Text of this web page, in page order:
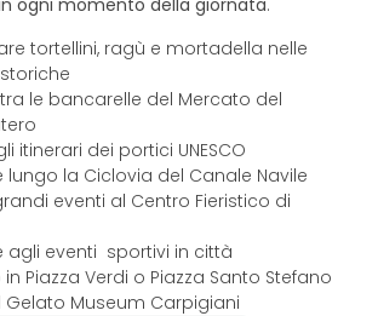
ogni momento della giornata.
tortellini, ragù e mortadella nelle
le bancarelle del Mercato del
itinerari dei portici UNESCO
lungo la Ciclovia del Canale Navile
eventi al Centro Fieristico di
agli eventi sportivi in città
Piazza Verdi o Piazza Santo Stefano
Gelato Museum Carpigiani